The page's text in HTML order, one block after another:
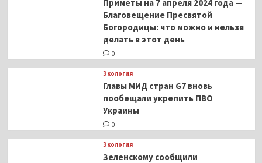
Приметы на 7 апреля 2024 года —
Благовещение Пресвятой
Богородицы: что можно и нельзя
делать в этот день
0
Экология
Главы МИД стран G7 вновь
пообещали укрепить ПВО
Украины
0
Экология
Зеленскому сообщили